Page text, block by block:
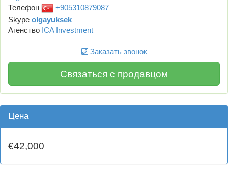
Телефон
+905310879087
Skype olgayuksek
Агенство ICA Investment
Заказать звонок
Связаться с продавцом
Цена
€42,000